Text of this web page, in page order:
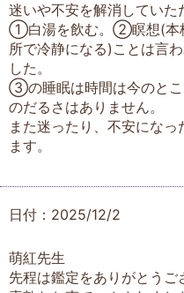
迷いや不安を解消していた
①白湯を飲む。②瞑想(本
所で冷静になる)ことは言
した。
③の睡眠は時間は今のとこ
のだるさはありません。
また迷ったり、不安にな
ます。
日付：2025/12/2
萌紅先生
先程は鑑定をありがとうご